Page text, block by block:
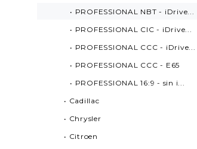
• PROFESSIONAL NBT - iDrive...
• PROFESSIONAL CIC - iDrive...
• PROFESSIONAL CCC - iDrive...
• PROFESSIONAL CCC - E65
• PROFESSIONAL 16:9 - sin i...
• Cadillac
• Chrysler
• Citroen